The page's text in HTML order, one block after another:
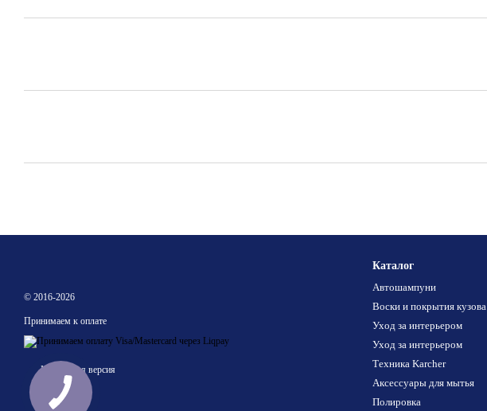
© 2016-2026
Принимаем к оплате
Мобильная версия
Каталог
Автошампуни
Воски и покрытия кузова
Уход за интерьером
Уход за интерьером
Техника Karcher
Аксессуары для мытья
Полировка